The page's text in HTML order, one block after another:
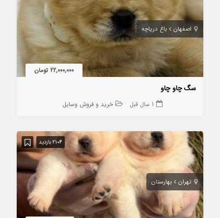
اصفهان باغ دریاچه
22,000,000 تومان
سگ چاو چاو
1 سال قبل خرید و فروش وسایل
2104 بازدید
تهران بهارستان